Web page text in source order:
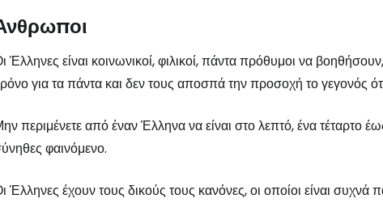
Έλληνες είναι κοινωνικοί, φιλικοί, πάντα πρόθυμοι να
για τα πάντα και δεν τους αποσπά την προσοχή το γεγονός
περιμένετε από έναν Έλληνα να είναι στο λεπτό, ένα τέταρτο
φαινόμενο.
Έλληνες έχουν τους δικούς τους κανόνες, οι οποίοι είναι συχνά